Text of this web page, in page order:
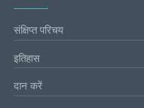
संक्षिप्त परिचय
इतिहास
दान करें